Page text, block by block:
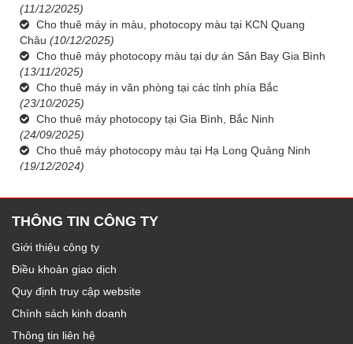
(11/12/2025)
Cho thuê máy in màu, photocopy màu tại KCN Quang
Châu (10/12/2025)
Cho thuê máy photocopy màu tại dự án Sân Bay Gia Bình
(13/11/2025)
Cho thuê máy in văn phòng tại các tỉnh phía Bắc
(23/10/2025)
Cho thuê máy photocopy tại Gia Bình, Bắc Ninh
(24/09/2025)
Cho thuê máy photocopy màu tại Hạ Long Quảng Ninh
(19/12/2024)
THÔNG TIN CÔNG TY
Giới thiệu công ty
Điều khoản giao dịch
Quy định truy cập website
Chính sách kinh doanh
Thông tin liên hệ